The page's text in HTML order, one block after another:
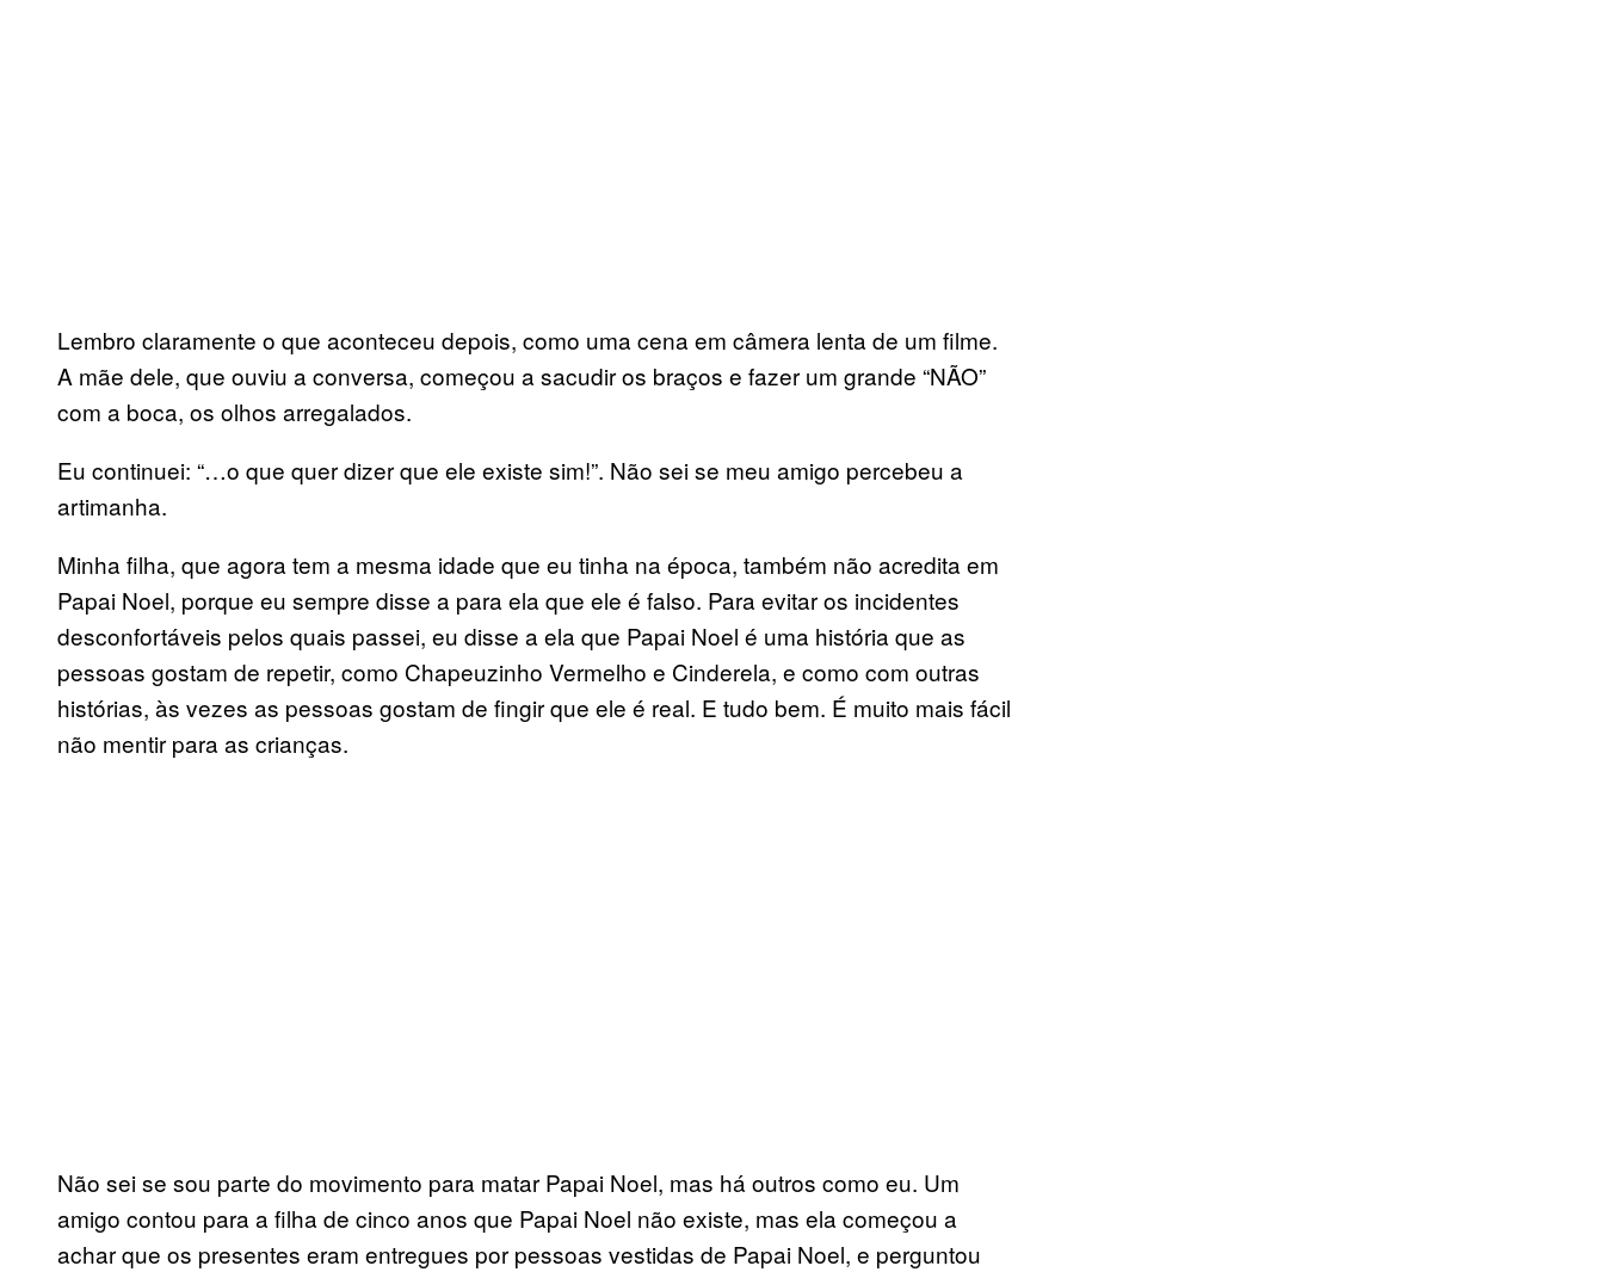
Lembro claramente o que aconteceu depois, como uma cena em câmera lenta de um filme.
A mãe dele, que ouviu a conversa, começou a sacudir os braços e fazer um grande “NÃO”
com a boca, os olhos arregalados.
Eu continuei: “…o que quer dizer que ele existe sim!”. Não sei se meu amigo percebeu a
artimanha.
Minha filha, que agora tem a mesma idade que eu tinha na época, também não acredita em
Papai Noel, porque eu sempre disse a para ela que ele é falso. Para evitar os incidentes
desconfortáveis pelos quais passei, eu disse a ela que Papai Noel é uma história que as
pessoas gostam de repetir, como Chapeuzinho Vermelho e Cinderela, e como com outras
histórias, às vezes as pessoas gostam de fingir que ele é real. E tudo bem. É muito mais fácil
não mentir para as crianças.
Não sei se sou parte do movimento para matar Papai Noel, mas há outros como eu. Um
amigo contou para a filha de cinco anos que Papai Noel não existe, mas ela começou a
achar que os presentes eram entregues por pessoas vestidas de Papai Noel, e perguntou